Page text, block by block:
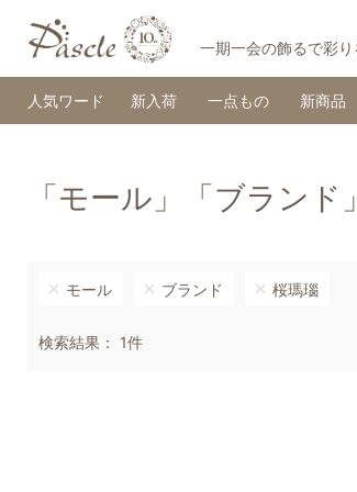
一期一会の飾るで彩
人気ワード 新入荷 一点もの 新商品
「モール」「ブラン
モール ブランド 桜瑪瑙
検索結果： 1件